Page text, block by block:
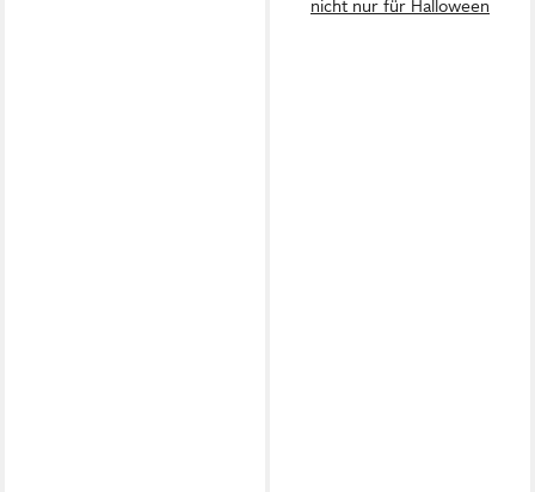
nicht nur für Halloween